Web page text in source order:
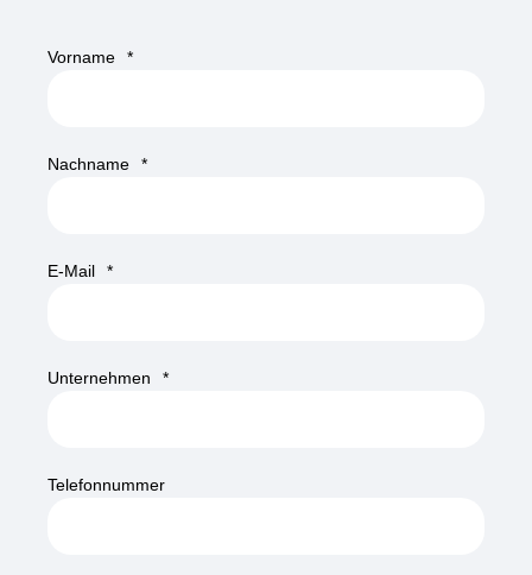
Vorname *
Nachname *
E-Mail *
Unternehmen *
Telefonnummer